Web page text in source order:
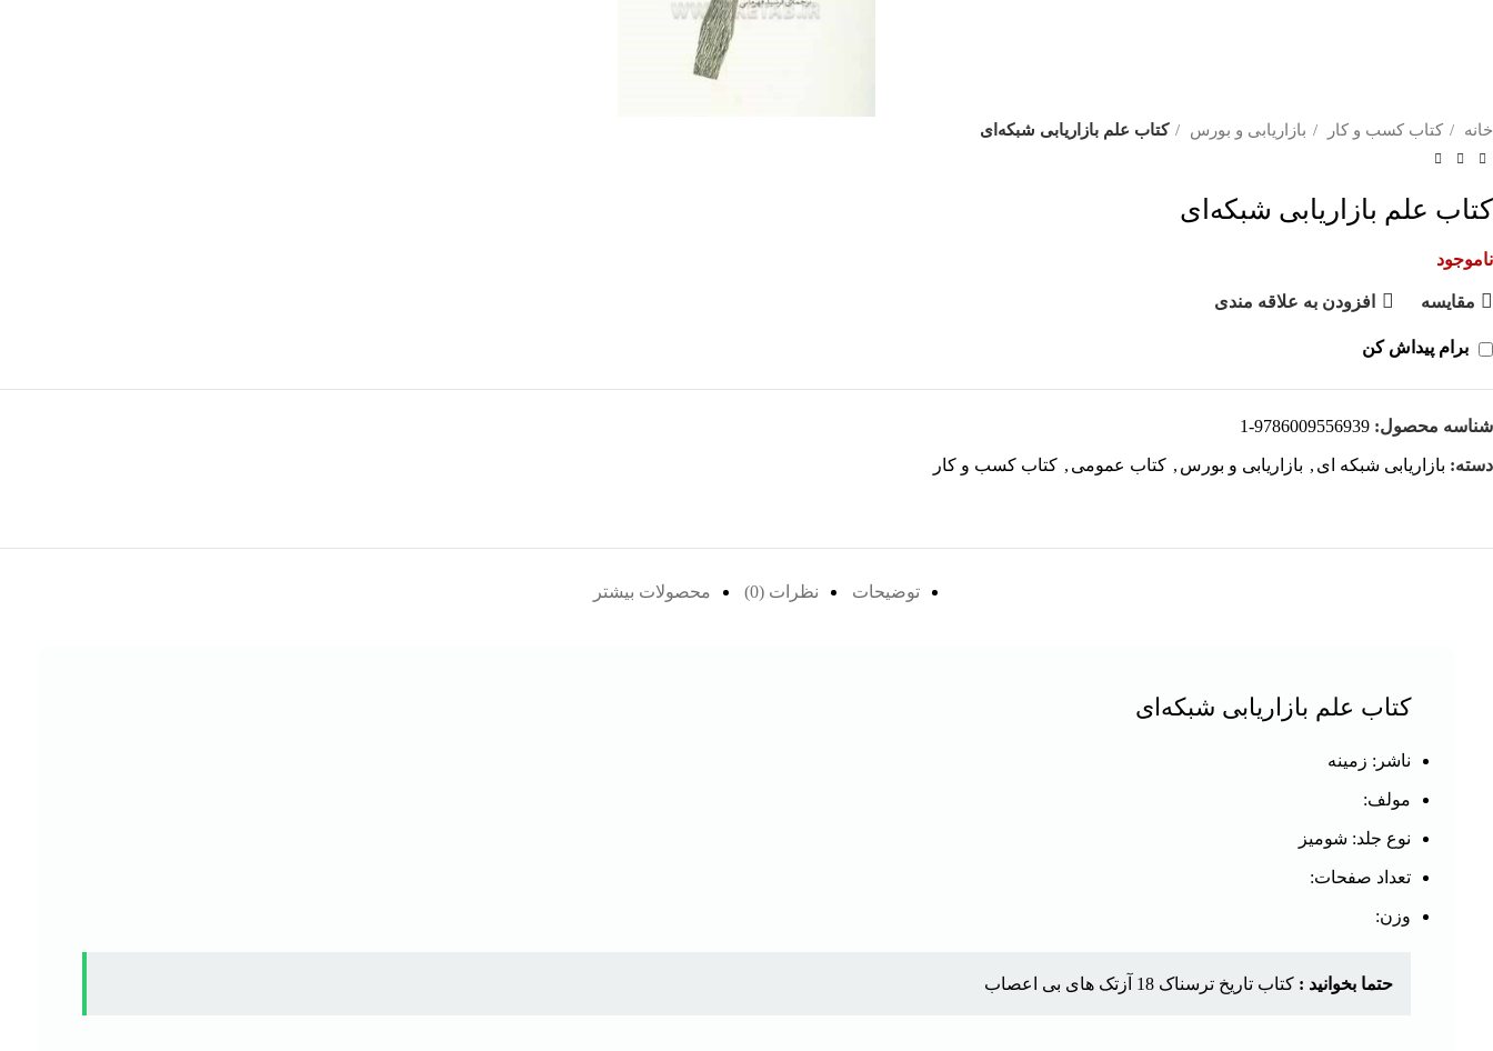
خانه کتاب کسب و کار بازاریابی و بورس کتاب علم بازاریابی شبکه‌ای
کتاب علم بازاریابی شبکه‌ای
ناموجود
مقايسه افزودن به علاقه مندی
برام پیداش کن
شناسه محصول: 9786009556939-1
دسته: بازاریابی شبکه ای , بازاریابی و بورس , کتاب عمومی , کتاب کسب و کار
توضیحات نظرات (0) محصولات بیشتر
کتاب علم بازاریابی شبکه‌ای
ناشر: زمینه
مولف:
نوع جلد: شومیز
تعداد صفحات:
وزن:
حتما بخوانید : کتاب تاریخ ترسناک 18 آزتک های بی اعصاب